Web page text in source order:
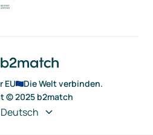
EU
Die Welt verbinden.
© 2025 b2match
Deutsch